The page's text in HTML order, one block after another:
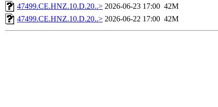
47499.CE.HNZ.10.D.20..> 2026-06-23 17:00 42M
47499.CE.HNZ.10.D.20..> 2026-06-22 17:00 42M